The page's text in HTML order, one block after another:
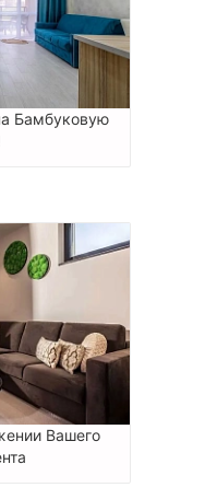
Бамбуковую
Вашего